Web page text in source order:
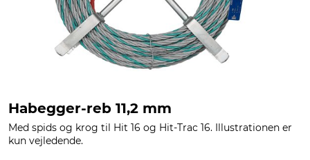
Habegger-reb 11,2 mm
Med spids og krog til Hit 16 og Hit-Trac 16. Illustrationen er
kun vejledende.